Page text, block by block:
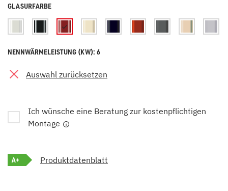
GLASURFARBE
NENNWÄRMELEISTUNG (KW): 6
Auswahl zurücksetzen
Ich wünsche eine Beratung zur kostenpflichtigen
Montage
A+ Produktdatenblatt